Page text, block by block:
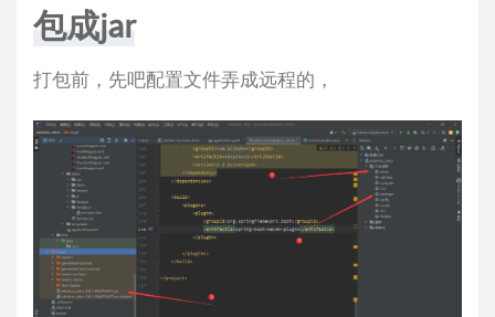
包成jar
打包前，先吧配置文件弄成远程的，